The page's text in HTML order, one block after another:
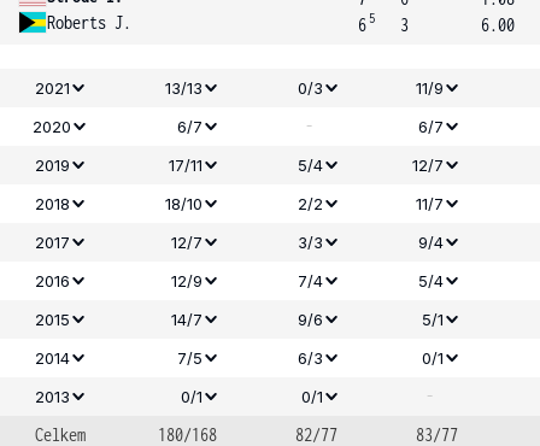
Roberts J.
6 5
3
6.00
2021 13/13 0/3
11/9
2020
6/7 -
6/7
2019
17/11 5/4
12/7
2018
18/10 2/2
11/7
2017
12/7 3/3
9/4
2016
12/9 7/4
5/4
2015
14/7 9/6
5/1
2014
7/5 6/3
0/1
2013
0/1 0/1
-
Celkem
180/168 82/77 83/77